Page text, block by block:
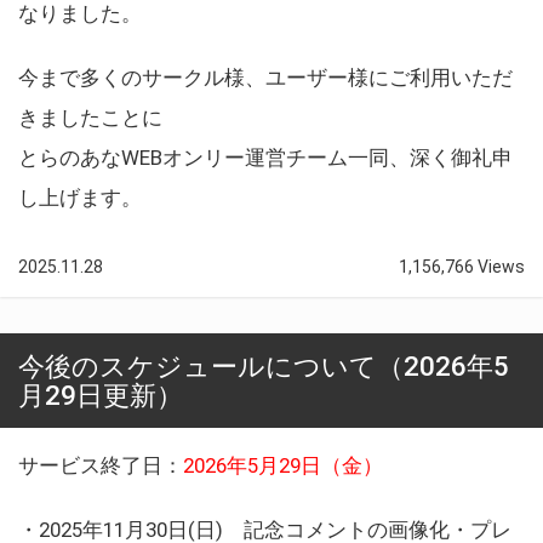
なりました。
今まで多くのサークル様、ユーザー様にご利用いただ
きましたことに
とらのあなWEBオンリー運営チーム一同、深く御礼申
し上げます。
2025.11.28 1,156,766 Views
今後のスケジュールについて（2026年5
月29日更新）
サービス終了日： 2026年5月29日（金）
・2025年11月30日(日) 記念コメントの画像化・プレ